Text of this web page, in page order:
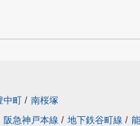
中町 / 南桜塚
阪急神戸本線 / 地下鉄谷町線 /